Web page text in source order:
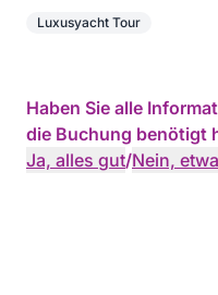
Luxusyacht Tour
Haben Sie alle
die Buchung benötigt
Ja, alles gut/Nein,